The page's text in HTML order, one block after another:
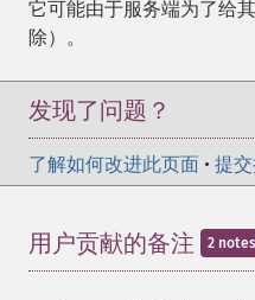
它可能由于服务端为了给
除）。
发现了问题？
了解如何改进此页面 • 提
用户贡献的备注 2 notes